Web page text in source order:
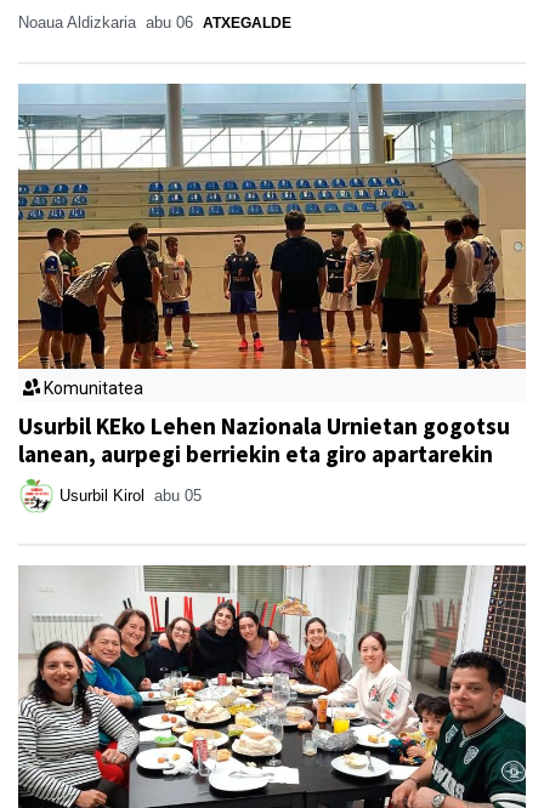
Noaua Aldizkaria abu 06 ATXEGALDE
Komunitatea
Usurbil KEko Lehen Nazionala Urnietan gogotsu
lanean, aurpegi berriekin eta giro apartarekin
Usurbil Kirol abu 05